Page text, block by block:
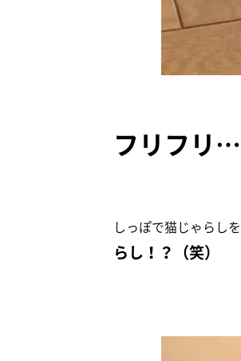
フリフリ…
しっぽで猫じゃらし
らし！？（笑）